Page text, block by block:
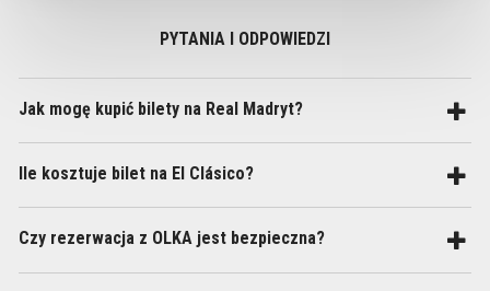
PYTANIA I ODPOWIEDZI
Jak mogę kupić bilety na Real Madryt?
Ile kosztuje bilet na El Clásico?
Czy rezerwacja z OLKA jest bezpieczna?